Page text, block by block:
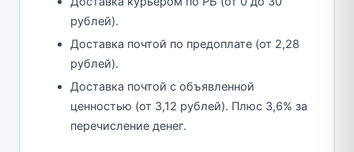
рублей).
Доставка почтой по предоплате (от 2,28
рублей).
Доставка почтой с объявленной
ценностью (от 3,12 рублей). Плюс 3,6% за
перечисление денег.